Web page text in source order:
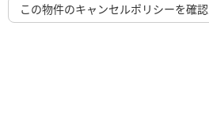
この物件のキャンセルポリシーを確認